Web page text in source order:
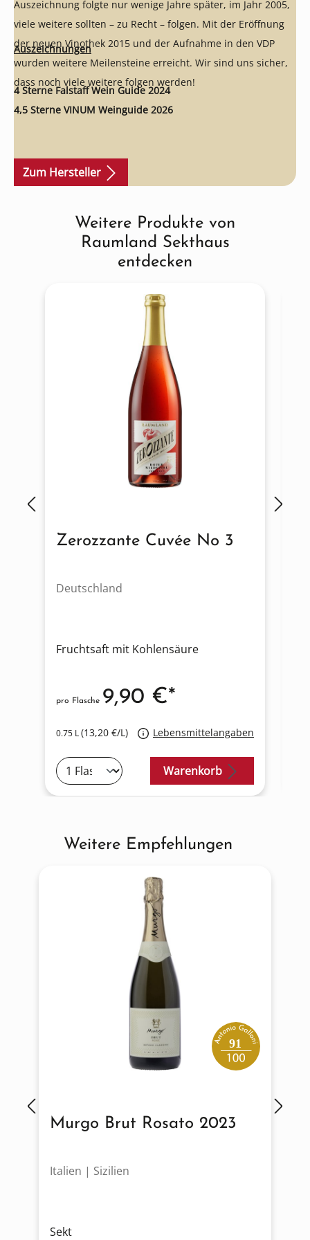
Auszeichnung folgte nur wenige Jahre später, im Jahr 2005,
viele weitere sollten – zu Recht – folgen. Mit der Eröffnung
der neuen Vinothek 2015 und der Aufnahme in den VDP
wurden weitere Meilensteine erreicht. Wir sind uns sicher,
dass noch viele weitere folgen werden!
Auszeichnungen
4 Sterne Falstaff Wein Guide 2024
4,5 Sterne VINUM Weinguide 2026
Zum Hersteller
Produktgalerie überspringen
Weitere Produkte von
Raumland Sekthaus
entdecken
Zerozzante Cuvée No 3
Deutschland
Fruchtsaft mit Kohlensäure
0.75 L(13,20 €/L) Lebensmittelangaben
pro Flasche 9,90 €*
Warenkorb
Produktgalerie überspringen
Weitere Empfehlungen
91
Murgo Brut Rosato 2023
Italien | Sizilien
Sekt